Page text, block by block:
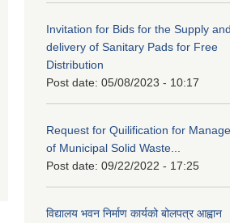
Invitation for Bids for the Supply and
delivery of Sanitary Pads for Free
Distribution
Post date: 05/08/2023 - 10:17
Request for Quilification for
of Municipal Solid Waste...
Post date: 09/22/2022 - 17:25
विद्यालय भवन निर्माण कार्यको बोलपत्र आह्वान